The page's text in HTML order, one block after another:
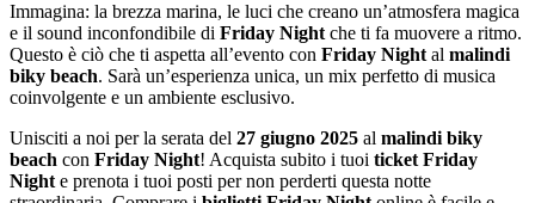
Immagina: la brezza marina, le luci che creano un’atmosfera magica
e il sound inconfondibile di Friday Nightche ti fa muovere a ritmo.
Questo è ciò che ti aspetta all’evento con Friday Nightal malindi
biky beach. Sarà un’esperienza unica, un mix perfetto di musica
coinvolgente e un ambiente esclusivo.
Unisciti a noi per la serata del 27 giugno 2025 al malindi biky
beach con Friday Night! Acquista subito i tuoi ticket Friday
Nighte prenota i tuoi posti per non perderti questa notte